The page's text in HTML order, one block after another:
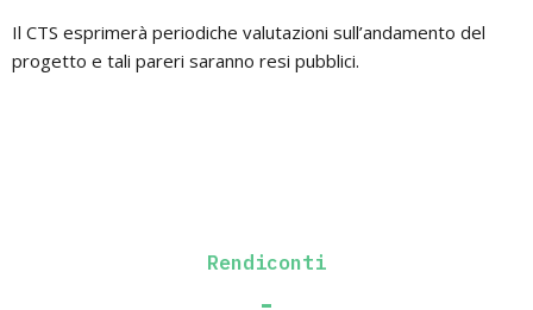
Il CTS esprimerà periodiche valutazioni sull’andamento del
progetto e tali pareri saranno resi pubblici.
Rendiconti